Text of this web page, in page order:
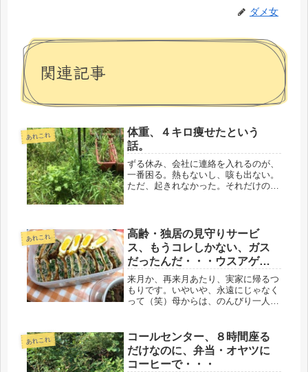
ダメ女
関連記事
あれこれ
体重、４キロ痩せたという
話。
ずる休み、会社に連絡を入れるのが、
一番困る。熱もないし、咳も出ない。
ただ、起きれなかった。それだけの理
て、ボトルにお茶だけ詰めて行って
る。多分...
あれこれ
高齢・独居の見守りサービ
ス、もうコレしかない、ガス
だったんだ・・・ウスアゲ餃
子
来月か、再来月あたり、実家に帰るつ
もりです。いやいや、永遠にじゃなく
って（笑）母からは、のんびり一人で
は、しっかり見守らないとダメ、そん
な理由で、お戻りの許可は出ていない
の...
あれこれ
コールセンター、８時間座る
だけなのに、弁当・オヤツに
コーヒーで・・・